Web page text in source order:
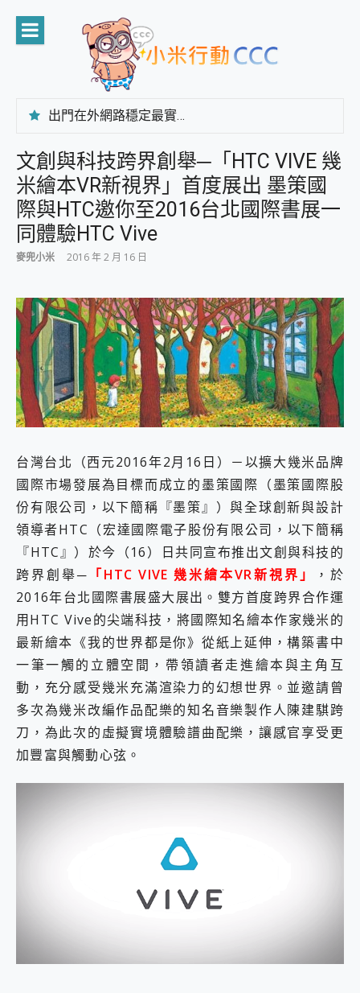
content
出門在外網路穩定最實在 「台灣大哥大」榮獲 4G/5G 在線率全球 NO.3 全台第一與全台六冠王實測心得，走到哪順到哪！
CP 值天花板~ Bongcom BS5 足球君開箱~ 短焦投影機 3千元就能擁有！ 折扣碼在這～
專為 PC上的 XBOX和掌機設計的 FireCuda X1070 SSD 固態硬碟開箱 評測
電力超超超持久 MSI 微星 Prestige 14 AI+ D3MG-031TW 14吋 開箱評價，AI輕薄商務筆電 Copilot+ PC
超懂拍、耐用 AI 街拍機~ realme 16 Pro 開箱評價~ 2 億畫素 LumaColor 影像、持久續航與 IP69K 高防護
好用的 EaseUS Partition Master 讓您輕鬆的移除與格式化有防寫保護的隨身碟或SD卡
一鍵修復模糊影片、舊照的 AI 好幫手! VideoProc Converter AI 新版全解析 × 年末優惠，一篇全看懂
小朋友才做選擇 投影機 RGB藍牙音響 氛圍情境燈 我通通都要！ Starfish 2 幻彩膠囊投影機｜結合「 智慧投影 & 煥彩流動 」的沈浸式生活新體驗
開箱~變身「蜘蛛人」椅子軍師！MSI MPG 491CQP QD-OLED 超寬曲面電競螢幕，多工辦公、爽度滿滿的終極桌面體驗
iPhone 17 系列 有認證的防護來囉！ imos 首家導入 UL MCV 行銷宣告驗證的手機配件品牌
DJI Osmo Pocket 3 爽爽帶回家 歡慶 EaseUS 21 週年到來，「Slogan 海報徵稿活動」好康大放送
寶可夢飛人外掛iToolab AnyGo全新升級，GO Fest 五折優惠嗨翻天！支援 iOS/Android！
百倍變焦實測~ vivo X200 Pro 與 S25 Ultra 誰能滿足全場景拍攝需求？
超好用的 PLAUD NotePin AI 智慧錄音膠囊~ 您的AI 秘書已上線 每月免費送你 300分鐘轉寫
COMPUTEX 2025 來囉！AGI亞奇雷 AI・Gaming・創作儲存方案登場，趕快來AGI亞奇雷挑戰任務抽 PS5！
自帶線的 有線無線都能充 ONPRO MagReact M5 10000mAh 5合1 磁吸無線急速行動電源 開箱 評測
飛利浦 JS7310 ⚡【電急便｜行動儲能救車電源】 可靠的旅行夥伴！帶給您優異的安全性與強大供電效能
是螢幕也是電視! 一機超多用途「MSI微星 Modern MD272UPSW 27型」 4K IPS 輕薄商用智慧聯網螢幕 開箱 評測
您的專屬AI 助手 Yoga Slim 7 Aura Edition 觸控AI筆電 開箱 評測
iPhone、Apple Watch、AirPods耳機 三個設備充電一起搞定 ONPRO MagReact™ M3 3 in 1可攜摺疊無線充電器 開箱 評測
動靜皆宜「HUAWEI FreeArc」開放式耳掛耳機，無感配戴! 超穩超服貼，音質、通話也很優質
好玩好拍 vivo V50 ~ 口袋裡的 Zeiss 潮流攝影棚!
25種洗烘模式一機搞定! Roborock 衣莉莎白 H1 Neo分子篩洗脫烘 AI 滾筒洗衣機
給 MSI Claw 系列電競掌機 最完美的家 MSI Nest Docking Station 掌機專屬擴充底座 開箱 評測
B&O 精品級音響! Home+ 中嘉寬頻 SoundBox 劇院串流盒 開箱 評測
2億 APO蔡司長焦神機降臨~ vivo X200 Pro、vivo X200 就是這麼好拍
Locawhere AnyTo 寶可夢飛人 AnyTo 不出門也可以飛遍全世界
磁碟系統大風吹 有了 磁碟管理程式 EaseUS Partition Master 就是這麼簡單
vivo TWS 3e 真無線藍牙耳機智慧降噪升級、音質明亮溫潤，並支援雙設備連接~
一吸完美對位 擁有超強吸力與超好用的隱磁支架 O-ONE MAG 最會吸的行動電源 開箱 評測
文創與科技跨界創舉─「HTC VIVE 幾
米繪本VR新視界」首度展出 墨策國
際與HTC邀你至2016台北國際書展一
同體驗HTC Vive
麥兜小米 2016 年 2 月 16 日
台灣台北（西元2016年2月16日）－以擴大幾米品牌
國際市場發展為目標而成立的墨策國際（墨策國際股
份有限公司，以下簡稱『墨策』）與全球創新與設計
領導者HTC（宏達國際電子股份有限公司，以下簡稱
『HTC』）於今（16）日共同宣布推出文創與科技的
跨界創舉─「HTC VIVE 幾米繪本VR新視界」
，於
2016年台北國際書展盛大展出。雙方首度跨界合作運
用HTC Vive的尖端科技，將國際知名繪本作家幾米的
最新繪本《我的世界都是你》從紙上延伸，構築書中
一筆一觸的立體空間，帶領讀者走進繪本與主角互
動，充分感受幾米充滿渲染力的幻想世界。並邀請曾
多次為幾米改編作品配樂的知名音樂製作人陳建騏跨
刀，為此次的虛擬實境體驗譜曲配樂，讓感官享受更
加豐富與觸動心弦。